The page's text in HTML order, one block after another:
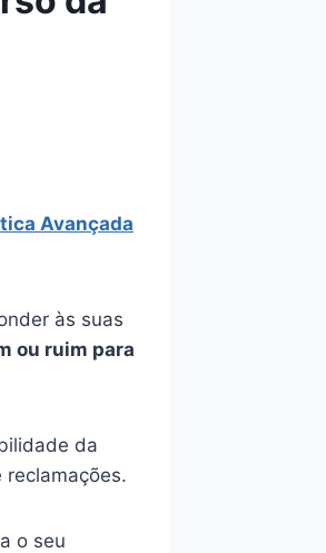
Avançada
às suas
ou ruim para
da
o seu